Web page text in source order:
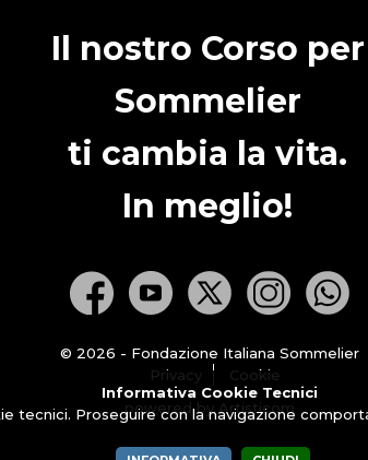
Il nostro Corso per
Sommelier
ti cambia la vita.
In meglio!
© 2026 - Fondazione Italiana Sommelier
Privacy
Cookie
powered by Artisticom
Informativa Cookie Tecnici
tecnici. Proseguire con la navigazione